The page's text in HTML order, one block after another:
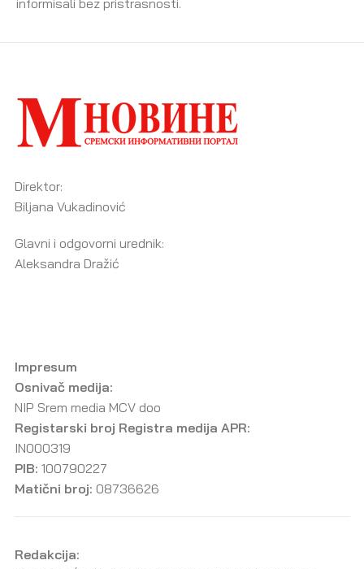
informisali bez pristrasnosti.
Direktor:
Biljana Vukadinović
Glavni i odgovorni urednik:
Aleksandra Dražić
Impresum
Osnivač medija:
NIP Srem media MCV doo
Registarski broj Registra medija APR:
IN000319
PIB: 100790227
Matični broj: 08736626
Redakcija: